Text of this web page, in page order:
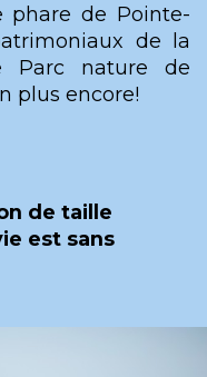
phare de Pointe-
de la
Parc nature de
plus encore!
de taille
est sans